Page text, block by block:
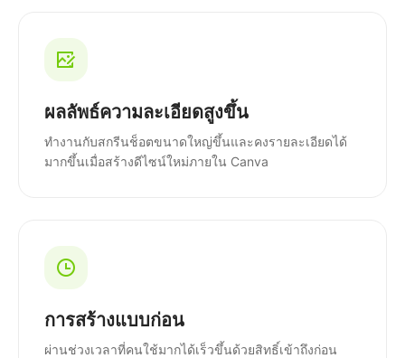
ผลลัพธ์ความละเอียดสูงขึ้น
ทำงานกับสกรีนช็อตขนาดใหญ่ขึ้นและคงรายละเอียดได้
มากขึ้นเมื่อสร้างดีไซน์ใหม่ภายใน Canva
การสร้างแบบก่อน
ผ่านช่วงเวลาที่คนใช้มากได้เร็วขึ้นด้วยสิทธิ์เข้าถึงก่อน